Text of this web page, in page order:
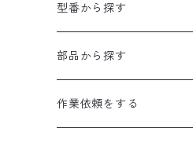
型番から探す
iPhone
iPhone15proMax
Android
部品から探す
液晶画面
作業依頼をする